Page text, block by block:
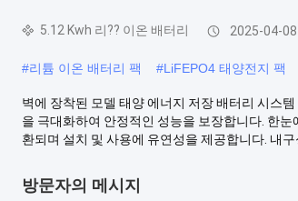
5.12 Kwh 리?? 이온 배터리 2025-04-08
#리튬 이온 배터리 팩 #LiFEPO4 태양전지 팩
벽에 장착된 모델 태양 에너지 저장 배터리 시스
을 극대화하여 안정적인 성능을 보장합니다. 한
환되며 설치 및 사용에 유연성을 제공합니다. 내구
방문자의 메시지